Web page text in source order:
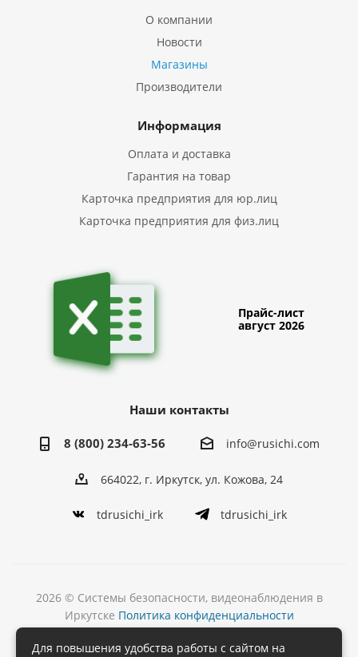
О компании
Новости
Магазины
Производители
Информация
Оплата и доставка
Гарантия на товар
Карточка предприятия для юр.лиц
Карточка предприятия для физ.лиц
Прайс-лист
август 2026
Наши контакты
8 (800) 234-63-56 info@rusichi.com
664022, г. Иркутск, ул. Кожова, 24
tdrusichi_irk tdrusichi_irk
2026 © Системы безопасности, видеонаблюдения в
Иркутске Политика конфиденциальности
Разработка
Для повышения удобства работы с сайтом на